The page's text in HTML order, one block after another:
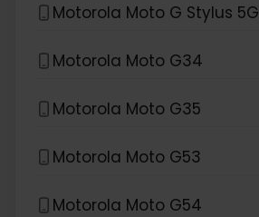
Motorola Moto G Stylus 5G
Motorola Moto G34
Motorola Moto G35
Motorola Moto G53
Motorola Moto G54